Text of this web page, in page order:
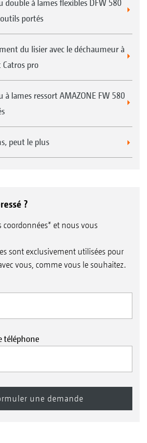
double à lames flexibles DFW 580
portés
du lisier avec le déchaumeur à
Catros pro
à lames ressort AMAZONE FW 580
peut le plus
?
coordonnées* et nous vous
sont exclusivement utilisées pour
vous, comme vous le souhaitez.
téléphone